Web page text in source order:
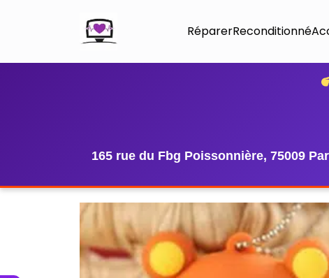
RéparerReconditionné
165 rue du Fbg Poissonnière, 75009